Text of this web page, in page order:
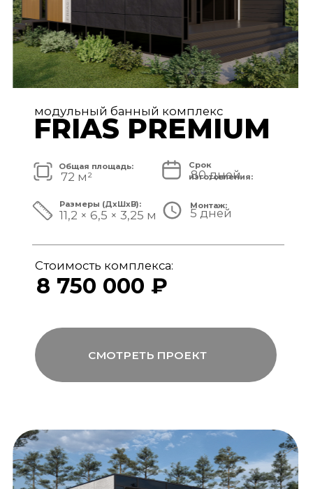
6 950 000 ₽
11,7 × 3,9 × 3,25 м
80 дней
48 м²
Общая площадь:
модульный банный комплекс
TISAN LUXE